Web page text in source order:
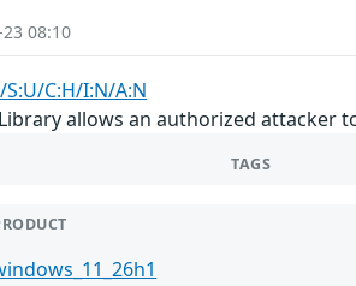
08:10
S:U/C:H/I:N/A:N
allows an authorized attacker
TAGS